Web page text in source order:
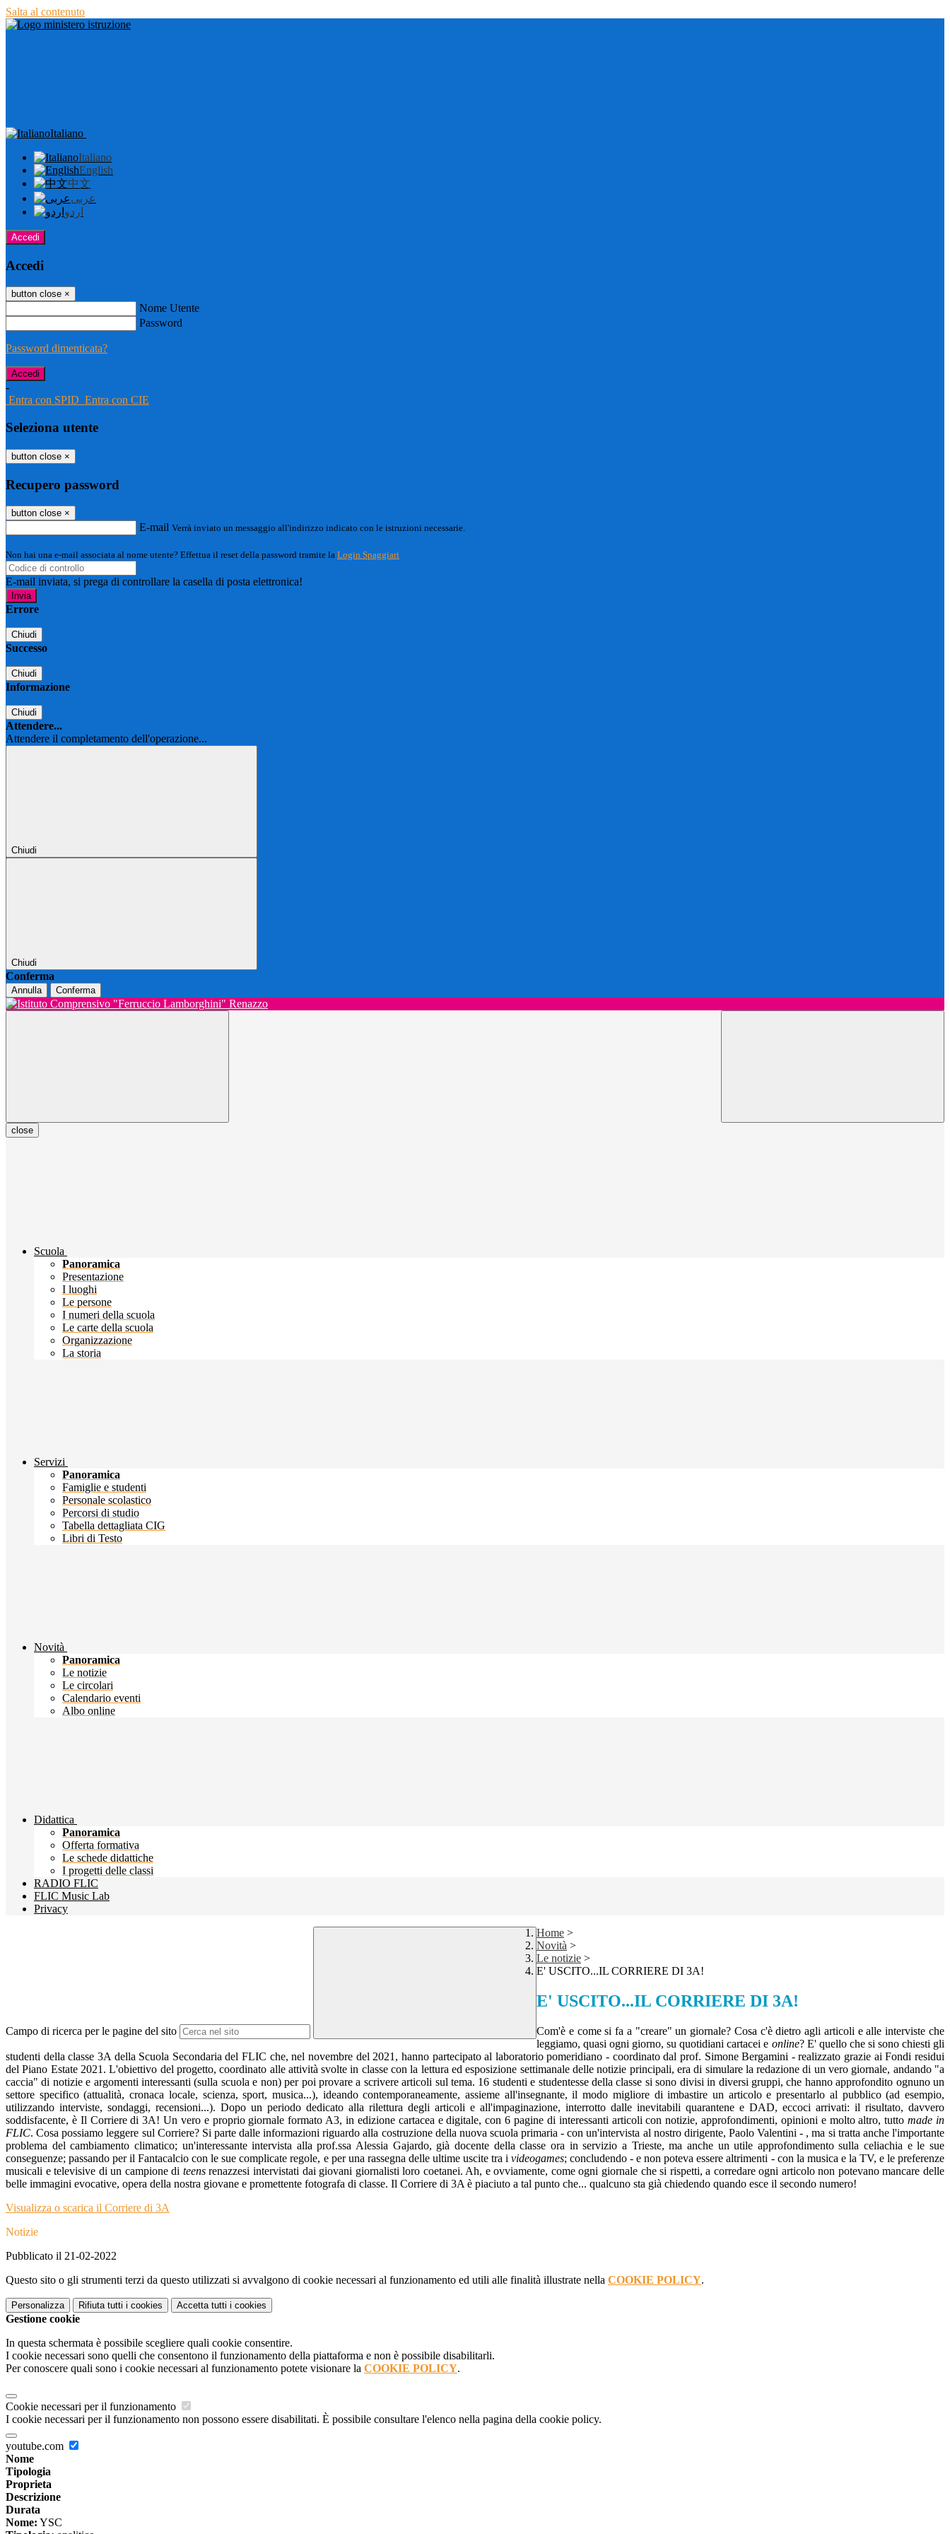
Salta al contenuto
Italiano
Italiano
English
中文
عربى
اردو
Accedi
Accedi
button close ×
Nome Utente
Password
Password dimenticata?
-
Entra con SPID Entra con CIE
Seleziona utente
button close ×
Recupero password
button close ×
E-mail Verrà inviato un messaggio all'indirizzo indicato con le istruzioni necessarie.
Non hai una e-mail associata al nome utente? Effettua il reset della password tramite la Login Spaggiari
E-mail inviata, si prega di controllare la casella di posta elettronica!
Errore
Chiudi
Successo
Chiudi
Informazione
Chiudi
Attendere...
Attendere il completamento dell'operazione...
Chiudi
Chiudi
Conferma
Annulla Conferma
close
Scuola
Panoramica
Presentazione
I luoghi
Le persone
I numeri della scuola
Le carte della scuola
Organizzazione
La storia
Servizi
Panoramica
Famiglie e studenti
Personale scolastico
Percorsi di studio
Tabella dettagliata CIG
Libri di Testo
Novità
Panoramica
Le notizie
Le circolari
Calendario eventi
Albo online
Didattica
Panoramica
Offerta formativa
Le schede didattiche
I progetti delle classi
RADIO FLIC
FLIC Music Lab
Privacy
Campo di ricerca per le pagine del sito
Home >
Novità >
Le notizie >
E' USCITO...IL CORRIERE DI 3A!
E' USCITO...IL CORRIERE DI 3A!
Com'è e come si fa a "creare" un giornale? Cosa c'è dietro agli articoli e alle interviste che
leggiamo, quasi ogni giorno, su quotidiani cartacei e online? E' quello che si sono chiesti gli
studenti della classe 3A della Scuola Secondaria del FLIC che, nel novembre del 2021, hanno partecipato al laboratorio pomeridiano - coordinato dal prof. Simone Bergamini - realizzato grazie ai Fondi residui
del Piano Estate 2021. L'obiettivo del progetto, coordinato alle attività svolte in classe con la lettura ed esposizione settimanale delle notizie principali, era di simulare la redazione di un vero giornale, andando "a
caccia" di notizie e argomenti interessanti (sulla scuola e non) per poi provare a scrivere articoli sul tema. 16 studenti e studentesse della classe si sono divisi in diversi gruppi, che hanno approfondito ognuno un
settore specifico (attualità, cronaca locale, scienza, sport, musica...), ideando contemporaneamente, assieme all'insegnante, il modo migliore di imbastire un articolo e presentarlo al pubblico (ad esempio,
utilizzando interviste, sondaggi, recensioni...). Dopo un periodo dedicato alla rilettura degli articoli e all'impaginazione, interrotto dalle inevitabili quarantene e DAD, eccoci arrivati: il risultato, davvero
soddisfacente, è Il Corriere di 3A! Un vero e proprio giornale formato A3, in edizione cartacea e digitale, con 6 pagine di interessanti articoli con notizie, approfondimenti, opinioni e molto altro, tuttomade in
FLIC. Cosa possiamo leggere sul Corriere? Si parte dalle informazioni riguardo alla costruzione della nuova scuola primaria - con un'intervista al nostro dirigente, Paolo Valentini - , ma si tratta anche l'importante
problema del cambiamento climatico; un'interessante intervista alla prof.ssa Alessia Gajardo, già docente della classe ora in servizio a Trieste, ma anche un utile approfondimento sulla celiachia e le sue
conseguenze; passando per il Fantacalcio con le sue complicate regole, e per una rassegna delle ultime uscite tra ivideogames; concludendo - e non poteva essere altrimenti - con la musica e la TV, e le preferenze
musicali e televisive di un campione di teens renazzesi intervistati dai giovani giornalisti loro coetanei. Ah, e ovviamente, come ogni giornale che si rispetti, a corredare ogni articolo non potevano mancare delle
belle immagini evocative, opera della nostra giovane e promettente fotografa di classe. Il Corriere di 3A è piaciuto a tal punto che... qualcuno sta già chiedendo quando esce il secondo numero!
Visualizza o scarica il Corriere di 3A
Notizie
Pubblicato il 21-02-2022
Questo sito o gli strumenti terzi da questo utilizzati si avvalgono di cookie necessari al funzionamento ed utili alle finalità illustrate nella COOKIE POLICY.
Personalizza Rifiuta tutti i cookies Accetta tutti i cookies
Gestione cookie
In questa schermata è possibile scegliere quali cookie consentire.
I cookie necessari sono quelli che consentono il funzionamento della piattaforma e non è possibile disabilitarli.
Per conoscere quali sono i cookie necessari al funzionamento potete visionare la COOKIE POLICY.
Cookie necessari per il funzionamento
I cookie necessari per il funzionamento non possono essere disabilitati. È possibile consultare l'elenco nella pagina della cookie policy.
youtube.com
Nome
Tipologia
Proprieta
Descrizione
Durata
Nome: YSC